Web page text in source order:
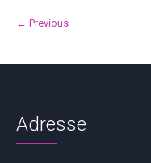
← Previous
Adresse